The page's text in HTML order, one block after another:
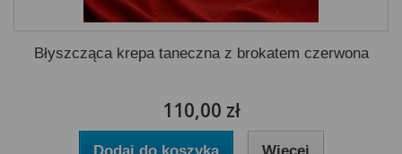
Błyszcząca krepa taneczna z brokatem czerwona
110,00 zł